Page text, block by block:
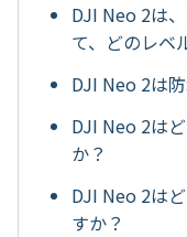
DJI Neo 2は
て、どのレベ
DJI Neo 2は
DJI Neo 2は
か？
DJI Neo 2は
すか？